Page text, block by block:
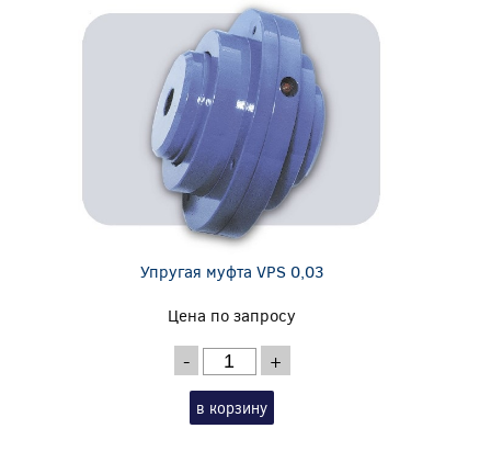
Упругая муфта VPS 0,03
Цена по запросу
- +
в корзину